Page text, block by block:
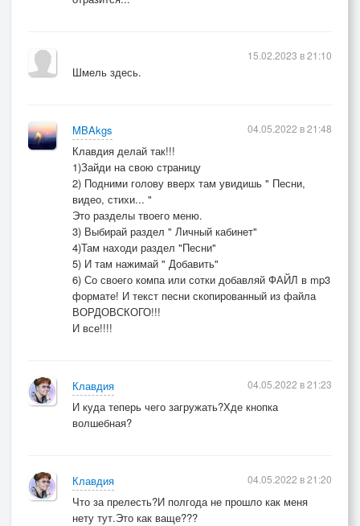
Шмель здесь.
15.02.2023 в 21:10
MBAkgs
Клавдия делай так!!!
1)Зайди на свою страницу
2) Подними голову вверх там увидишь " Песни,
видео, стихи... "
Это разделы твоего меню.
3) Выбирай раздел " Личный кабинет"
4)Там находи раздел "Песни"
5) И там нажимай " Добавить"
6) Со своего компа или сотки добавляй ФАЙЛ в mp3
формате! И текст песни скопированный из файла
ВОРДОВСКОГО!!!
И все!!!!
04.05.2022 в 21:48
Клавдия
И куда теперь чего загружать?Хде кнопка
волшебная?
04.05.2022 в 21:23
Клавдия
Что за прелесть?И полгода не прошло как меня
нету тут.Это как ваще???
04.05.2022 в 21:20